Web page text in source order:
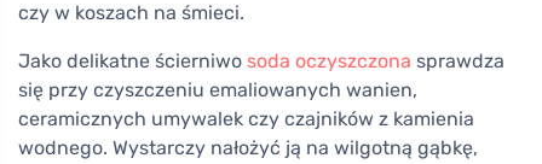
czy w koszach na śmieci.
Jako delikatne ścierniwo soda oczyszczona sprawdza
się przy czyszczeniu emaliowanych wanien,
ceramicznych umywalek czy czajników z kamienia
wodnego. Wystarczy nałożyć ją na wilgotną gąbkę,